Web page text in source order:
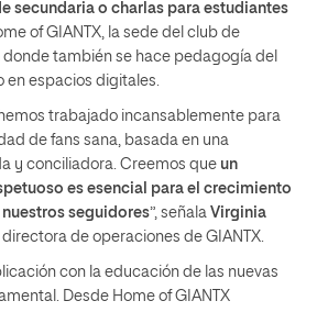
secundaria o charlas para estudiantes
of GIANTX, la sede del club de
donde también se hace pedagogía del
en espacios digitales.
trabajado incansablemente para
de fans sana, basada en una
y conciliadora. Creemos que un
es esencial para el crecimiento
seguidores”, señala Virginia
de operaciones de GIANTX.
con la educación de las nuevas
Desde Home of GIANTX